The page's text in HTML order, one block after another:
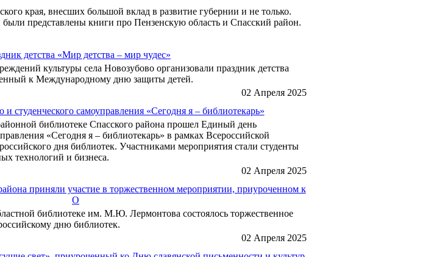
края, внесших большой вклад в развитие губернии и не только.
представлены книги про Пензенскую область и Спасский район.
детства «Мир детства – мир чудес»
культуры села Новозубово организовали праздник детства
к Международному дню защиты детей.
02 Апреля 2025
и студенческого самоуправления «Сегодня я – библиотекарь»
библиотеке Спасского района прошел Единый день
«Сегодня я – библиотекарь» в рамках Всероссийской
дня библиотек. Участниками мероприятия стали студенты
технологий и бизнеса.
02 Апреля 2025
приняли участие в торжественном мероприятии, приуроченном к
О
библиотеке им. М.Ю. Лермонтова состоялось торжественное
дню библиотек.
02 Апреля 2025